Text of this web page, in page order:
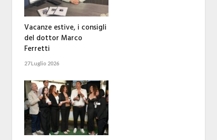
Vacanze estive, i consigli
del dottor Marco
Ferretti
27 Luglio 2026